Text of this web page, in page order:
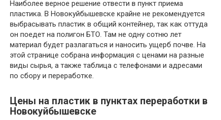
Наиболее верное решение отвести в пункт приема
пластика. В Новокуйбышевске крайне не рекомендуется
выбрасывать пластик в общий контейнер, так как оттуда
он поедет на полигон БТО. Там не одну сотню лет
материал будет разлагаться и наносить ущерб почве. На
этой странице собрана информация с ценами на разные
виды сырья, а также таблица с телефонами и адресами
по сбору и переработке.
Цены на пластик в пунктах переработки в
Новокуйбышевске